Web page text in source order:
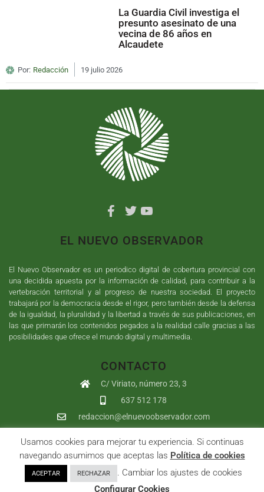
La Guardia Civil investiga el
presunto asesinato de una
vecina de 86 años en
Alcaudete
Por: Redacción 19 julio 2026
EL NUEVO OBSERVADOR
El Nuevo Observador es un periodico digital de cobertura provincial con
una decidida apuesta por la información de calidad, para contribuir a la
vertebración territorial y al progreso de nuestra sociedad. El proyecto
trabajará por la democracia desde el rigor, pero también desde la defensa
de la igualdad, la pluralidad y la libertad a través de sus publicaciones, en
las que primarán los contenidos pegados a la realidad calle gracias a las
posibilidades que ofrece el mundo digital y multimedia.
CONTACTO
C/ Viriato, número 23, 3
637 512 178
redaccion@elnuevoobservador.com
Copyright ©2026 El Nuevo Observador | Sumurdigital Diseño web
yDesarrollo| All Rights Reserved |
Privacidad|Política de cookies|User
Usamos cookies para mejorar tu experiencia. Si continuas
navegando asumimos que aceptas las Política de cookies
ACEPTAR RECHAZAR
. Cambiar los ajustes de cookies
Configurar Cookies